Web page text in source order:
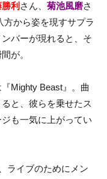
利 さん、 菊池風磨さ
から姿を現すサプラ
バーが現れると、そ
が。
Mighty Beast』。曲
と、彼らを乗せたス
も一気に上がってい
ライブのためにメン